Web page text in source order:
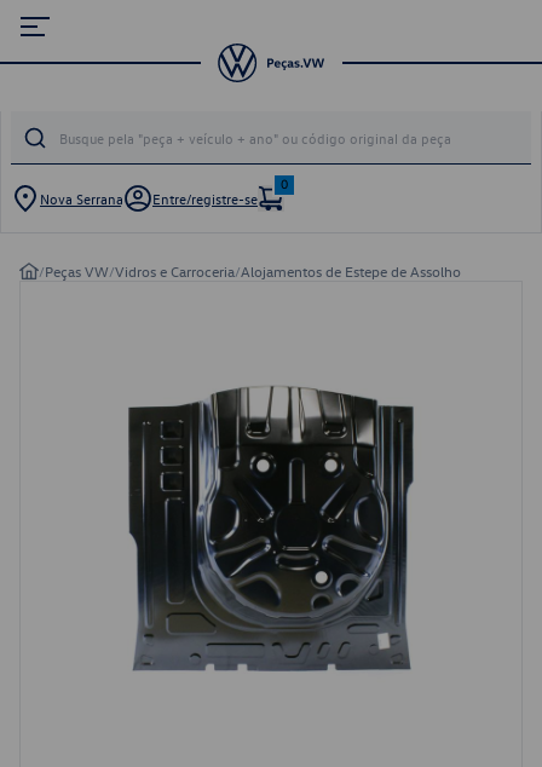
Nova Serrana Entre/registre-se
0
/Peças VW/Vidros e Carroceria/Alojamentos de Estepe de Assolho